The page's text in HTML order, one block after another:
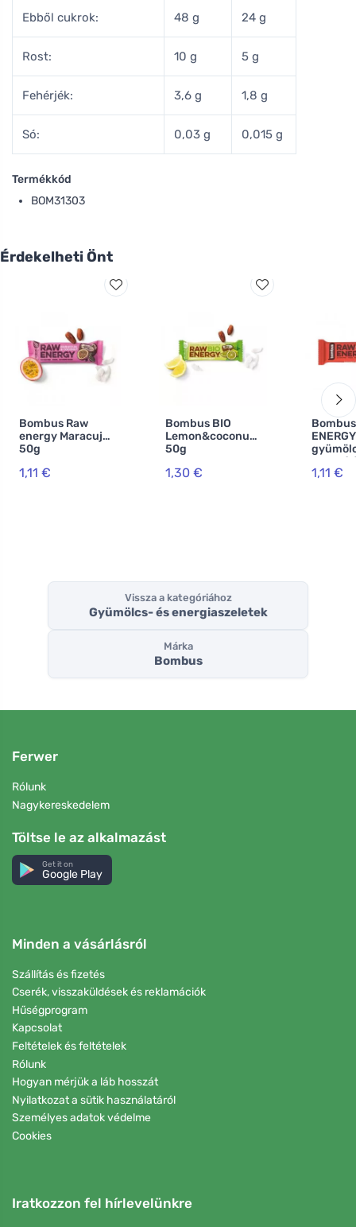
Ebből cukrok: 48 g 24 g
Rost: 10 g 5 g
Fehérjék: 3,6 g 1,8 g
Só: 0,03 g 0,015 g
Termékkód
BOM31303
Érdekelheti Önt
Bombus Raw
energy Maracuja
50g
1,11 €
Bombus BIO
Lemon&coconut
50g
1,30 €
Bombus
ENERGY
mangó
kesudió
1,11 €
Vissza a kategóriához
Gyümölcs- és energiaszeletek
Márka
Bombus
Ferwer
Rólunk
Nagykereskedelem
Töltse le az alkalmazást
Get it on
Google Play
Minden a vásárlásról
Szállítás és fizetés
Cserék, visszaküldések és reklamációk
Hűségprogram
Kapcsolat
Feltételek és feltételek
Rólunk
Hogyan mérjük a láb hosszát
Nyilatkozat a sütik használatáról
Személyes adatok védelme
Cookies
Iratkozzon fel hírlevelünkre